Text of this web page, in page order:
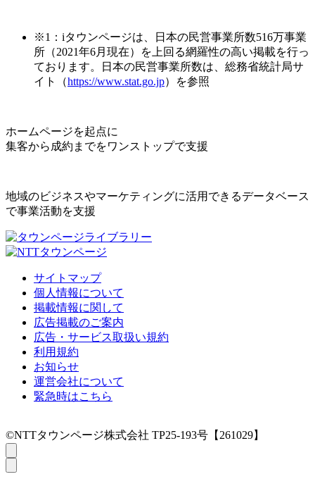
※1：iタウンページは、日本の民営事業所数516万事業
所（2021年6月現在）を上回る網羅性の高い掲載を行っ
ております。日本の民営事業所数は、総務省統計局サ
イト（https://www.stat.go.jp）を参照
ホームページを起点に
集客から成約までをワンストップで支援
地域のビジネスやマーケティングに活用できるデータベース
で事業活動を支援
サイトマップ
個人情報について
掲載情報に関して
広告掲載のご案内
広告・サービス取扱い規約
利用規約
お知らせ
運営会社について
緊急時はこちら
©NTTタウンページ株式会社 TP25-193号【261029】